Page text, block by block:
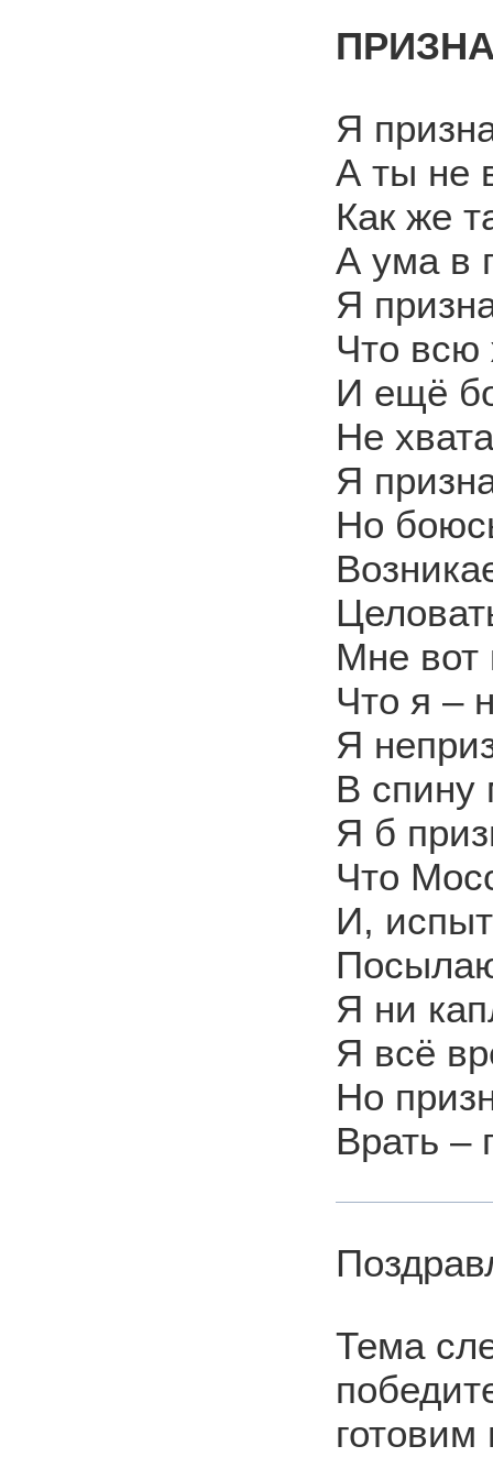
Я
А ты не
Как же
А ума в
Я
Что
И ещё
Не
Я
Но
Мне вот
Что я –
Я
В спину
Я б
Что
И,
Я ни
Я всё
Но
Врать –
Тема